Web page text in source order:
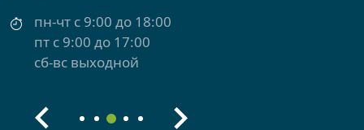
пн-чт с 9:00 до 18:00
пт с 9:00 до 17:00
сб-вс выходной